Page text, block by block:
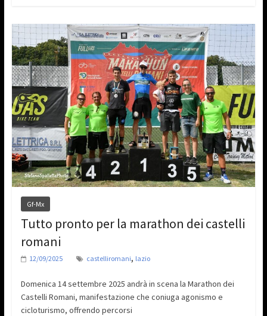
Gf-Mx
Tutto pronto per la marathon dei castelli
romani
12/09/2025 castelliromani, lazio
Domenica 14 settembre 2025 andrà in scena la Marathon dei
Castelli Romani, manifestazione che coniuga agonismo e
cicloturismo, offrendo percorsi